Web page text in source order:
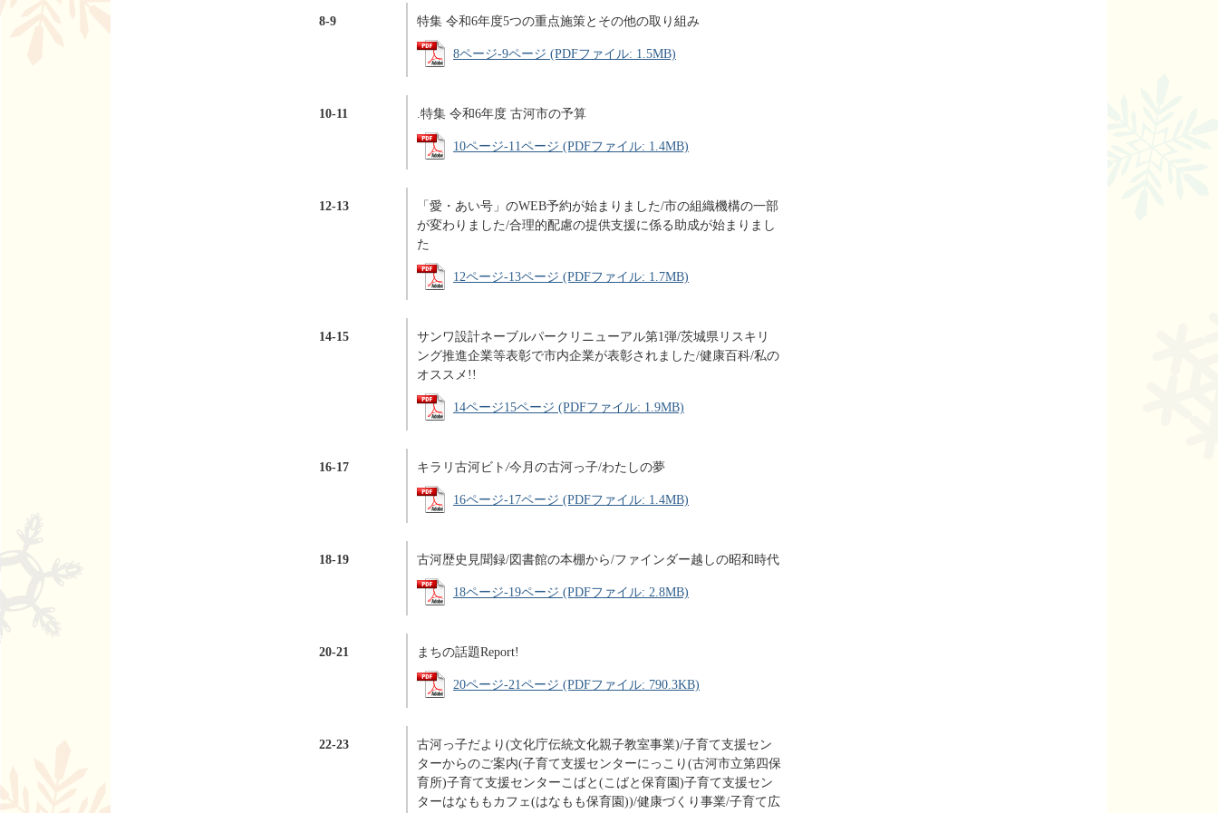
8-9 特集 令和6年度5つの重点施策とその他の取り組み
8ページ-9ページ (PDFファイル: 1.5MB)
10-11 .特集 令和6年度 古河市の予算
10ページ-11ページ (PDFファイル: 1.4MB)
12-13
「愛・あい号」のWEB予約が始まりました/市の組織機構の一部
が変わりました/合理的配慮の提供支援に係る助成が始まりまし
た
12ページ-13ページ (PDFファイル: 1.7MB)
14-15
サンワ設計ネーブルパークリニューアル第1弾/茨城県リスキリ
ング推進企業等表彰で市内企業が表彰されました/健康百科/私の
オススメ!!
14ページ15ページ (PDFファイル: 1.9MB)
16-17 キラリ古河ビト/今月の古河っ子/わたしの夢
16ページ-17ページ (PDFファイル: 1.4MB)
18-19 古河歴史見聞録/図書館の本棚から/ファインダー越しの昭和時代
18ページ-19ページ (PDFファイル: 2.8MB)
20-21 まちの話題Report!
20ページ-21ページ (PDFファイル: 790.3KB)
22-23
古河っ子だより(文化庁伝統文化親子教室事業)/子育て支援セン
ターからのご案内(子育て支援センターにっこり(古河市立第四保
育所)子育て支援センターこばと(こばと保育園)子育て支援セン
ターはなももカフェ(はなもも保育園))/健康づくり事業/子育て広